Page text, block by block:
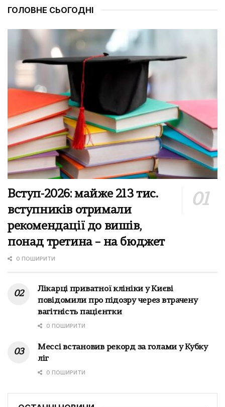
ГОЛОВНЕ СЬОГОДНІ
Вступ-2026: майже 213 тис.
вступників отримали
рекомендації до вишів,
понад третина – на бюджет
0 ПОШИРИТИ
Лікарці приватної клініки у Києві
повідомили про підозру через втрачену
вагітність пацієнтки
0 ПОШИРИТИ
Мессі встановив рекорд за голами у Кубку
ліг
0 ПОШИРИТИ